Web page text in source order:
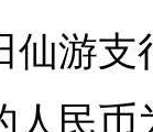
仙游
人民